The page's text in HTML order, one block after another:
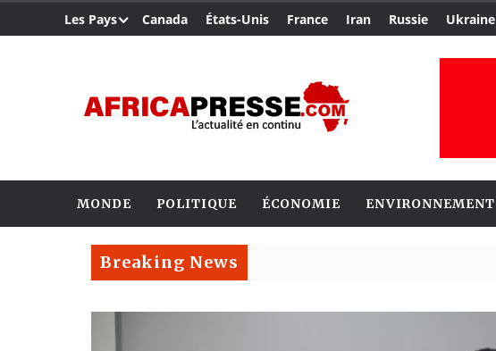
Les Pays Canada États-Unis France Iran Russie Ukraine
MONDE POLITIQUE ÉCONOMIE ENVIRONNEMENT
Breaking News